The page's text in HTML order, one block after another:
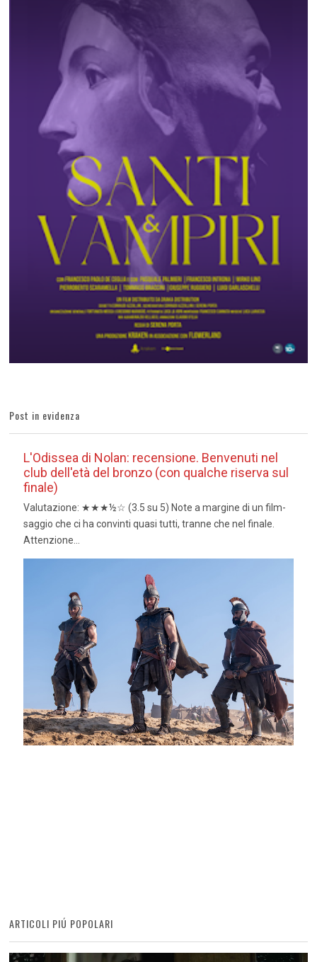
Post in evidenza
L'Odissea di Nolan: recensione. Benvenuti nel
club dell'età del bronzo (con qualche riserva sul
finale)
Valutazione: ★★★½☆ (3.5 su 5) Note a margine di un film-
saggio che ci ha convinti quasi tutti, tranne che nel finale.
Attenzione...
ARTICOLI PIÚ POPOLARI